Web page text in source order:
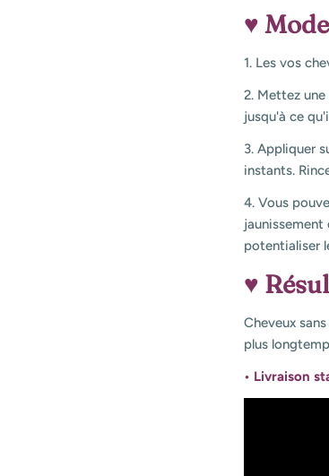
♥
1. Les vos
2. Mettez
jusqu'à ce
3. Appliquer
instants.
4. Vous
jaunissement
potentialiser
♥
Cheveux
plus
• Livraison